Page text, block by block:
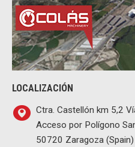
LOCALIZACIÓN
Ctra. Castellón km 5,2
Acceso por Polígono
50720 Zaragoza (Spain)